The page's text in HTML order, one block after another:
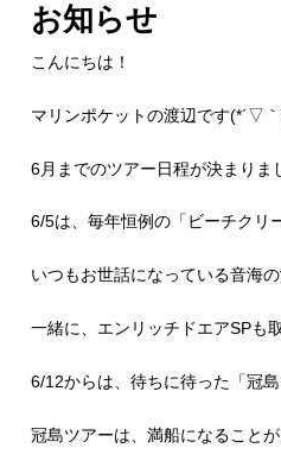
お知らせ
こんにちは！
マリンポケットの渡辺です(*´▽
6月までのツアー日程が決まりま
6/5は、毎年恒例の「ビーチクリ
いつもお世話になっている音海
一緒に、エンリッチドエアSPも
6/12からは、待ちに待った「冠
冠島ツアーは、満船になること